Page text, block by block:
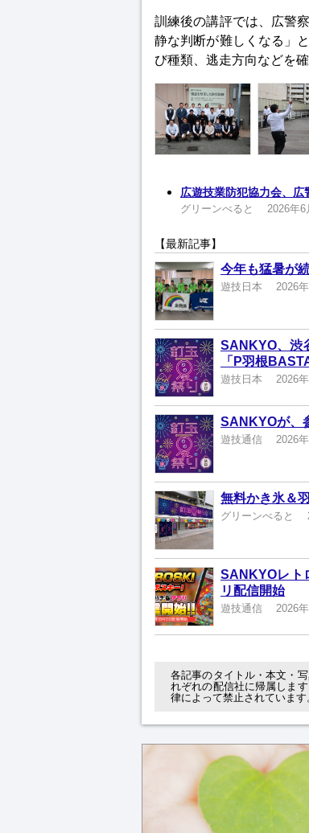
訓練後の講評では、広警
静な判断が難しくなる」
び種類、逃走方向などを
広遊技業防犯協力会、
グリーンべると 2026年6
【最新記事】
今年も猛暑が
遊技日本 2026
SANKYO、渋
「P羽根
遊技日本 2026
SANKYOが、
遊技通信 2026
無料かき氷＆
グリーンべると
SANKYOレト
リ配信開始
遊技通信 2026
各記事のタイトル・本文・
れぞれの配信社に帰属しま
律によって禁止されています